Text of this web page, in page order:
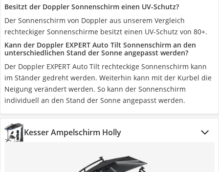
Besitzt der Doppler Sonnenschirm einen UV-Schutz?
Der Sonnenschirm von Doppler aus unserem Vergleich
rechteckiger Sonnenschirme besitzt einen UV-Schutz von 80+.
Kann der Doppler EXPERT Auto Tilt Sonnenschirm an den
unterschiedlichen Stand der Sonne angepasst werden?
Der Doppler EXPERT Auto Tilt rechteckige Sonnenschirm kann
im Ständer gedreht werden. Weiterhin kann mit der Kurbel die
Neigung verändert werden. So kann der Sonnenschirm
individuell an den Stand der Sonne angepasst werden.
Kesser Ampelschirm Holly